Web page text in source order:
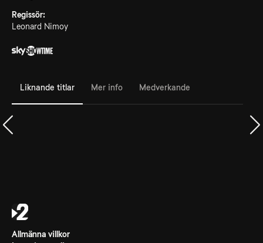
Regissör:
Leonard Nimoy
Liknande titlar Mer info Medverkande
Allmänna villkor